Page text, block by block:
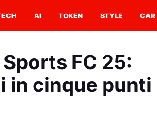
AI TOKEN STYLE CAR
FC 25:
in cinque punti